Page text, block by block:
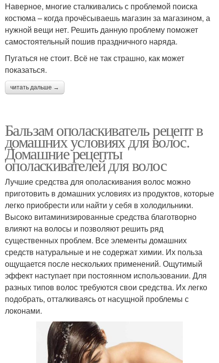
Наверное, многие сталкивались с проблемой поиска
костюма – когда прочёсываешь магазин за магазином, а
нужной вещи нет. Решить данную проблему поможет
самостоятельный пошив праздничного наряда.
Пугаться не стоит. Всё не так страшно, как может
показаться.
читать дальше →
Бальзам ополаскиватель рецепт в
домашних условиях для волос.
Домашние рецепты
ополаскивателей для волос
Лучшие средства для ополаскивания волос можно
приготовить в домашних условиях из продуктов, которые
легко приобрести или найти у себя в холодильники.
Высоко витаминизированные средства благотворно
влияют на волосы и позволяют решить ряд
существенных проблем. Все элементы домашних
средств натуральные и не содержат химии. Их польза
ощущается после нескольких применений. Ощутимый
эффект наступает при постоянном использовании. Для
разных типов волос требуются свои средства. Их легко
подобрать, отталкиваясь от насущной проблемы с
локонами.